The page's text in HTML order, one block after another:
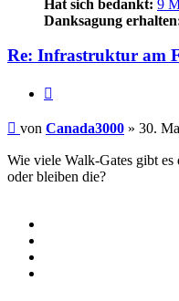
Hat sich bedankt: 9
Danksagung
Re: Infrastruktur am
Beitrag
von Canada3000 » 30.
Wie viele Walk-Gates gibt
oder bleiben die?